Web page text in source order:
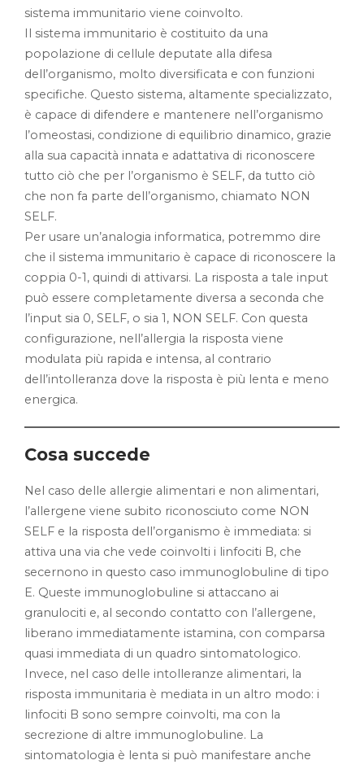
sistema immunitario viene coinvolto.
Il sistema immunitario è costituito da una
popolazione di cellule deputate alla difesa
dell’organismo, molto diversificata e con funzioni
specifiche. Questo sistema, altamente specializzato,
è capace di difendere e mantenere nell’organismo
l’omeostasi, condizione di equilibrio dinamico, grazie
alla sua capacità innata e adattativa di riconoscere
tutto ciò che per l’organismo è SELF, da tutto ciò
che non fa parte dell’organismo, chiamato NON
SELF.
Per usare un’analogia informatica, potremmo dire
che il sistema immunitario è capace di riconoscere la
coppia 0-1, quindi di attivarsi. La risposta a tale input
può essere completamente diversa a seconda che
l’input sia 0, SELF, o sia 1, NON SELF. Con questa
configurazione, nell’allergia la risposta viene
modulata più rapida e intensa, al contrario
dell’intolleranza dove la risposta è più lenta e meno
energica.
Cosa succede
Nel caso delle allergie alimentari e non alimentari,
l’allergene viene subito riconosciuto come NON
SELF e la risposta dell’organismo è immediata: si
attiva una via che vede coinvolti i linfociti B, che
secernono in questo caso immunoglobuline di tipo
E. Queste immunoglobuline si attaccano ai
granulociti e, al secondo contatto con l’allergene,
liberano immediatamente istamina, con comparsa
quasi immediata di un quadro sintomatologico.
Invece, nel caso delle intolleranze alimentari, la
risposta immunitaria è mediata in un altro modo: i
linfociti B sono sempre coinvolti, ma con la
secrezione di altre immunoglobuline. La
sintomatologia è lenta si può manifestare anche